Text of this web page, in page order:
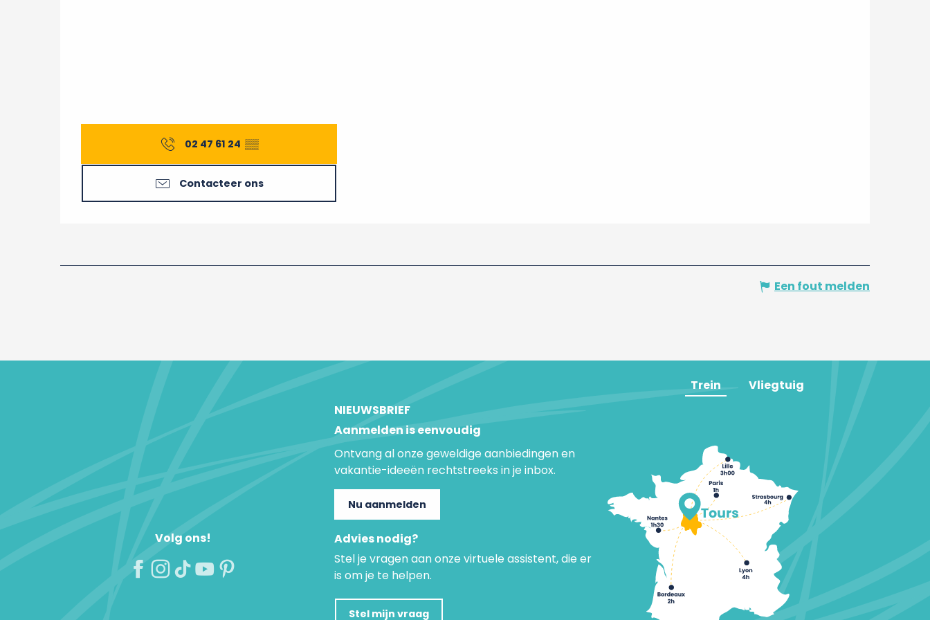
02 47 61 24 ▒▒
Contacteer ons
Een fout melden
Volg ons!
NIEUWSBRIEF
Aanmelden is eenvoudig
Ontvang al onze geweldige aanbiedingen en
vakantie-ideeën rechtstreeks in je inbox.
Nu aanmelden
Advies nodig?
Stel je vragen aan onze virtuele assistent, die er
is om je te helpen.
Stel mijn vraag
Trein Vliegtuig